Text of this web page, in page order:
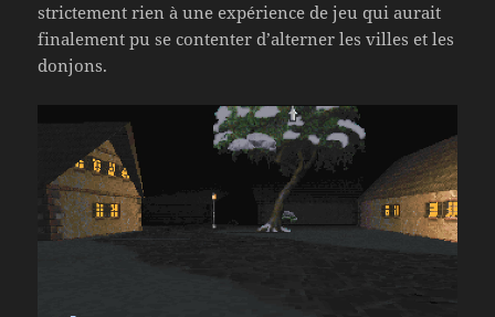
strictement rien à une expérience de jeu qui aurait
finalement pu se contenter d’alterner les villes et les
donjons.